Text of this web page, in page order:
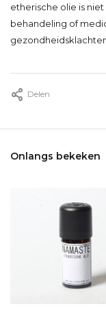
etherische olie is
behandeling of
Delen
Onlangs bekeken